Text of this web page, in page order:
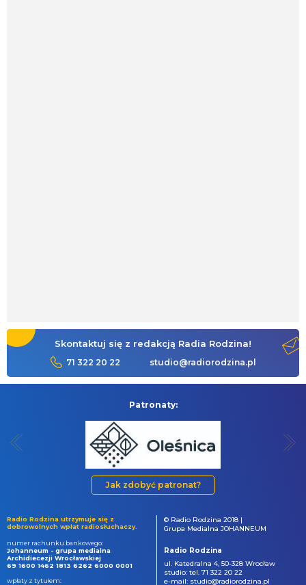
Skontaktuj się z redakcją Radia Rodzina!
71 322 20 22 studio@radiorodzina.pl
Patronaty:
Jak zdobyć patronat?
Radio Rodzina utrzymuje się z
dobrowolnych wpłat radiosłuchaczy.
numer rachunku bankowego:
Johanneum - grupa medialna
Archidiecezji Wrocławskiej
69 1600 1462 1813 6262 6000 0001
wpłaty z tytułem:
© Radio Rodzina 2018 |
Grupa Medialna JOHANNEUM
Radio Rodzina
ul. Katedralna 4, 50-328 Wrocław
studio: tel. 71 322 20 22
e-mail: studio@radiorodzina.pl